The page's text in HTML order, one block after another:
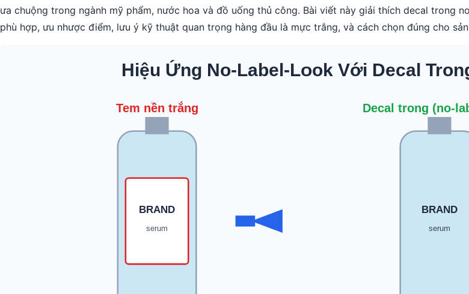
ưa chuộng trong ngành mỹ phẩm, nước hoa và đồ uống thủ công. Bài viết này giải thích decal trong
phù hợp, ưu nhược điểm, lưu ý kỹ thuật quan trọng hàng đầu là mực trắng, và cách chọn đúng cho